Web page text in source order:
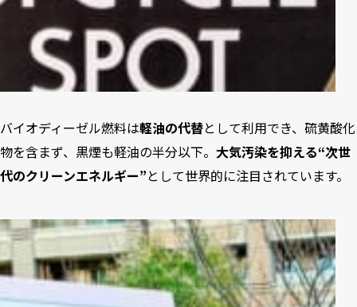
バイオディーゼル燃料は軽油の代替として利用でき、硫黄酸化
物を含まず、黒煙も軽油の半分以下。 大気汚染を抑える“次世
代のクリーンエネルギー”として世界的に注目されています。